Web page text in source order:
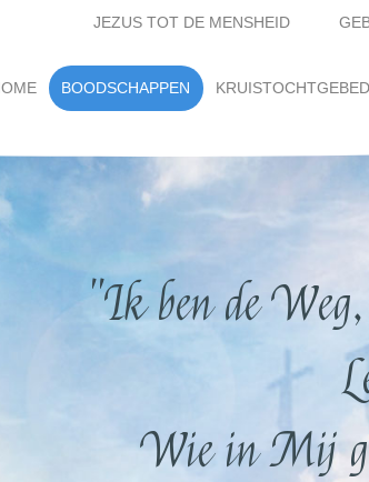
JEZUS TOT DE MENSHEID
BOODSCHAPPEN (current)
"Ik ben de
Wie in Mij